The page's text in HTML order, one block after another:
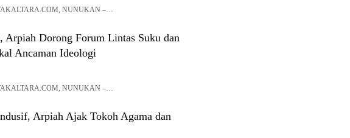
NUNUKAN –…
Arpiah Dorong Forum Lintas Suku dan
Ancaman Ideologi
NUNUKAN –…
Arpiah Ajak Tokoh Agama dan